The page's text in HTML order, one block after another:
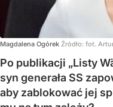
Magdalena Ogórek Źródło: fot.
Po publikacji „Listy
syn generała SS
aby zablokować jej